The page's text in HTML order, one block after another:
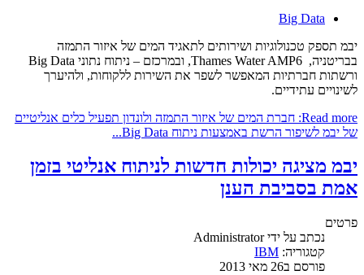
Big Data
יבמ תספק טכנולוגיות ושירותים לתאגיד המים של איזור התמזה
בבריטניה, Thames Water AMP6, ובמרכזם – ניתוח נתוני Big Data
ורשתות חברתיות המאפשר לשפר את השירות ללקוחות, ולהיערך
לשינויים עתידיים.
Read more: חברת המים של איזור התמזה ולונדון תפעיל כלים אנליטיים
של יבמ לשיפור הרשת באמצעות ניתוח Big Data...
יבמ מציגה יכולות חדשות לניתוח אנליטי בזמן
אמת בסביבת הענן
פרטים
נכתב על ידיAdministrator
קטגוריה: IBM
פורסם ב26 מאי 2013